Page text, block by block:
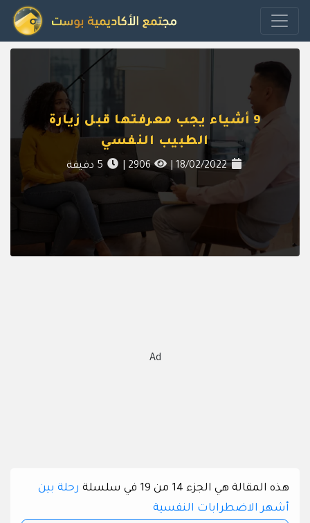
9 أشياء يجب معرفتها قبل زيارة
الطبيب النفسي
18/02/2022
2906
5 دقيقة
Ad
هذه المقالة هي الجزء 14 من 19 في سلسلة
رحلة بين
أشهر الاضطرابات النفسية